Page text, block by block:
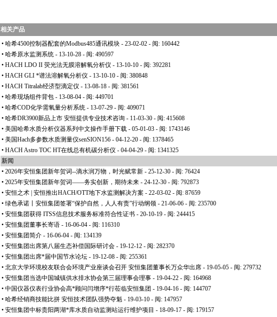
相关产品
• 哈希4500控制器配套的Modbus485通讯模块 - 23-02-02 - 阅: 160442
• 哈希原水监测系统 - 13-10-28 - 阅: 490597
• HACH LDO II 荧光法无膜溶解氧分析仪 - 13-10-10 - 阅: 392281
• HACH GLI *谱法溶解氧分析仪 - 13-10-10 - 阅: 380848
• HACH Titralab经济型滴定仪 - 13-08-18 - 阅: 381561
• 哈希现场组件背包 - 13-08-04 - 阅: 449701
• 哈希COD化学需氧量分析系统 - 13-07-29 - 阅: 409071
• 哈希DR3900新品上市 安恒提供专业技术咨询 - 11-03-30 - 阅: 415608
• 美国哈希水质分析仪器系列中文操作手册下载 - 05-01-03 - 阅: 1743146
• 美国Hach多参数水质测量仪senSION156 - 04-12-20 - 阅: 1378465
• HACH Astro TOC HT在线总有机碳分析仪 - 04-04-29 - 阅: 1341325
新闻
• 2026年安恒集团新年贺词--滴水润万物，时光赋常新 - 25-12-30 - 阅: 76424
• 2025年安恒集团新年贺词——务实创新，期待未来 - 24-12-30 - 阅: 792873
• 安恒之术 | 安恒推出HACH/OTT地下水监测解决方案 - 22-03-02 - 阅: 87659
• 绿色承诺丨安恒集团签署“保护自然，人人有责”行动纲领 - 21-06-06 - 阅: 235700
• 安恒集团获得 ITSS信息技术服务标准符合性证书 - 20-10-19 - 阅: 244415
• 安恒集团董事长寄语 - 16-06-04 - 阅: 116310
• 安恒集团简介 - 16-06-04 - 阅: 134139
• 安恒集团出席第八届生态补偿国际研讨会 - 19-12-12 - 阅: 282370
• 安恒集团出席*届中国节水论坛 - 19-12-08 - 阅: 255361
• 北京大学环境校友联合会环境产业座谈会召开 安恒集团董事长万众华出席 - 19-05-05 - 阅: 279732
• 安恒集团当选中国城镇供水排水协会第三届理事会理事 - 19-04-22 - 阅: 164968
• 中国仪器仪表行业协会高*顾问闫增序*行莅临安恒集团 - 19-04-16 - 阅: 144707
• 哈希经销商技能比拼 安恒技术团队强势夺魁 - 19-03-10 - 阅: 147957
• 安恒集团中标贵阳两湖*库水质自动监测站运行维护项目 - 18-09-17 - 阅: 179157